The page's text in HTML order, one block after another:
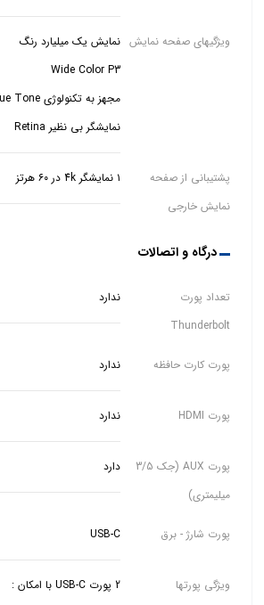
ویژگیهای صفحه نمایش
نمایش یک میلیارد رنگ
Wide Color P3
نمایشگر بی نظیر Retina
پشتیبانی از صفحه
نمایش خارجی
۱ نمایشگر 4k در ۶۰ هرتز
درگاه و اتصالات
تعداد پورت
Thunderbolt
ندارد
پورت کارت حافظه ندارد
پورت HDMI ندارد
پورت AUX (جک 3/5
میلیمتری)
دارد
پورت شارژ - برق USB-C
ویژگی پورتها